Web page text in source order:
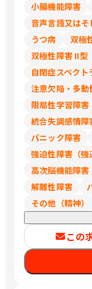
小腸機能障害
音声言語又は
うつ病
双極
双極性障害 II型
注意欠陥・多動
限局性学習障害
統合失調感情障
パニック障害
強迫性障害（強
高次脳機能障害
解離性障害
その他（精神）
この